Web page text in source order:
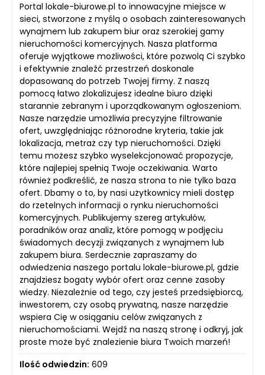
Portal lokale-biurowe.pl to innowacyjne miejsce w
sieci, stworzone z myślą o osobach zainteresowanych
wynajmem lub zakupem biur oraz szerokiej gamy
nieruchomości komercyjnych. Nasza platforma
oferuje wyjątkowe możliwości, które pozwolą Ci szybko
i efektywnie znaleźć przestrzeń doskonale
dopasowaną do potrzeb Twojej firmy. Z naszą
pomocą łatwo zlokalizujesz idealne biuro dzięki
starannie zebranym i uporządkowanym ogłoszeniom.
Nasze narzędzie umożliwia precyzyjne filtrowanie
ofert, uwzględniając różnorodne kryteria, takie jak
lokalizacja, metraż czy typ nieruchomości. Dzięki
temu możesz szybko wyselekcjonować propozycje,
które najlepiej spełnią Twoje oczekiwania. Warto
również podkreślić, że nasza strona to nie tylko baza
ofert. Dbamy o to, by nasi użytkownicy mieli dostęp
do rzetelnych informacji o rynku nieruchomości
komercyjnych. Publikujemy szereg artykułów,
poradników oraz analiz, które pomogą w podjęciu
świadomych decyzji związanych z wynajmem lub
zakupem biura. Serdecznie zapraszamy do
odwiedzenia naszego portalu lokale-biurowe.pl, gdzie
znajdziesz bogaty wybór ofert oraz cenne zasoby
wiedzy. Niezależnie od tego, czy jesteś przedsiębiorcą,
inwestorem, czy osobą prywatną, nasze narzędzie
wspiera Cię w osiąganiu celów związanych z
nieruchomościami. Wejdź na naszą stronę i odkryj, jak
proste może być znalezienie biura Twoich marzeń!
Ilość odwiedzin: 609